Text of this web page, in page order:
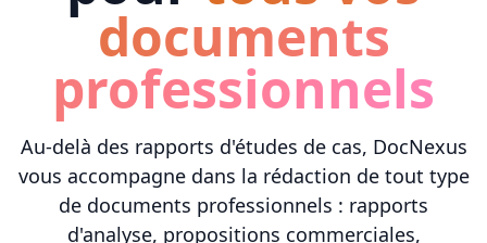
documents
professionnels
Au-delà des rapports d'études de cas, DocNexus
vous accompagne dans la rédaction de tout type
de documents professionnels : rapports
d'analyse, propositions commerciales,